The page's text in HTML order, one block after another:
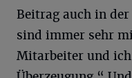
Beitrag auch in
sind immer sehr
Mitarbeiter und